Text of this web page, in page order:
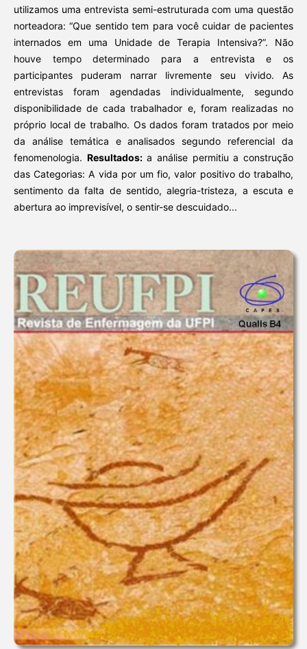
utilizamos uma entrevista semi-estruturada com uma questão
norteadora: “Que sentido tem para você cuidar de pacientes
internados em uma Unidade de Terapia Intensiva?”. Não
houve tempo determinado para a entrevista e os
participantes puderam narrar livremente seu vivido. As
entrevistas foram agendadas individualmente, segundo
disponibilidade de cada trabalhador e, foram realizadas no
próprio local de trabalho. Os dados foram tratados por meio
da análise temática e analisados segundo referencial da
fenomenologia. Resultados:a análise permitiu a construção
das Categorias: A vida por um fio, valor positivo do trabalho,
sentimento da falta de sentido, alegria-tristeza, a escuta e
abertura ao imprevisível, o sentir-se descuidado...